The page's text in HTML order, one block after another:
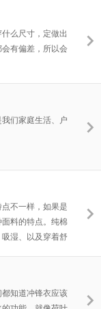
么尺寸，定做出
有偏差，所以会
们家庭生活、户
不一样，如果是
料的特点。纯棉
湿、以及穿着舒
种面料的团体服
强力增大，不易
知道冲锋衣应该